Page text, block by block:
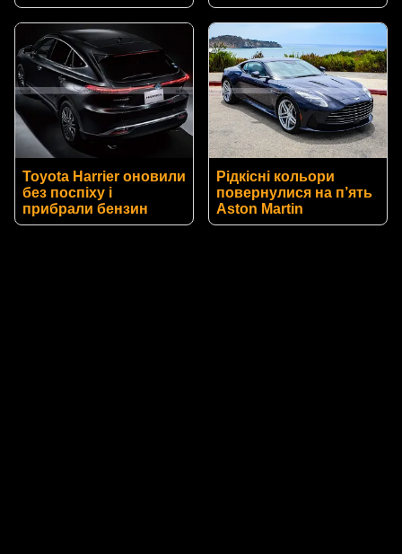
Toyota Harrier оновили
без поспіху і
прибрали бензин
Рідкісні кольори
повернулися на п’ять
Aston Martin